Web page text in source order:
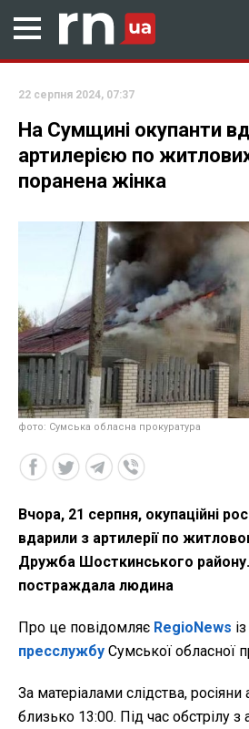
22 серпня 2024, 07:37
На Сумщині окупанти
артилерією по
поранена жінка
фото: Сумська обласна прокуратура
Вчора, 21 серпня, окупаційні
вдарили з артилерії по
Дружба Шосткинського
постраждала людина
Про це повідомляє RegioNews
пресслужбу Сумської обласної
За матеріалами слідства,
близько 13:00. Під час обстрілу з